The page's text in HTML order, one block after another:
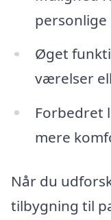
personlige
Øget
værelser
Forbedret
mere
Når du
tilbygning til